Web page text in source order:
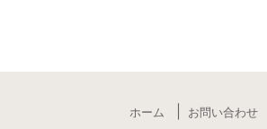
ホーム お問い合わせ